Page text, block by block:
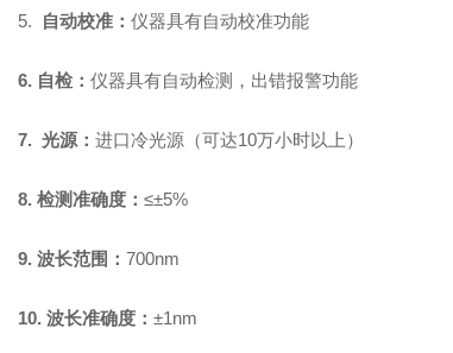
5. 自动校准： 仪器具有自动校准功能
6. 自检： 仪器具有自动检测，出错报警功能
7. 光源： 进口冷光源（可达10万小时以上）
8. 检测准确度： ≤±5%
9. 波长范围： 700nm
10. 波长准确度： ±1nm